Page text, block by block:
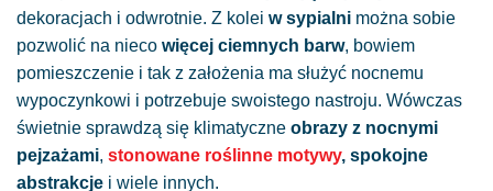
dekoracjach i odwrotnie. Z kolei w sypialni można sobie
pozwolić na nieco więcej ciemnych barw, bowiem
pomieszczenie i tak z założenia ma służyć nocnemu
wypoczynkowi i potrzebuje swoistego nastroju. Wówczas
świetnie sprawdzą się klimatyczne obrazy z nocnymi
pejzażami, stonowane roślinne motywy, spokojne
abstrakcje i wiele innych.